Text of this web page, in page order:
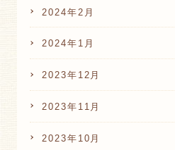
2024年2月
2024年1月
2023年12月
2023年11月
2023年10月